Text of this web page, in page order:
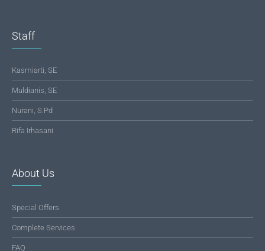
Staff
Kasmiarti, SE
Muldianis, SE
Nurani, S.Pd
Rifa Irhasani
About Us
Special Offers
Complete Services
FAQ